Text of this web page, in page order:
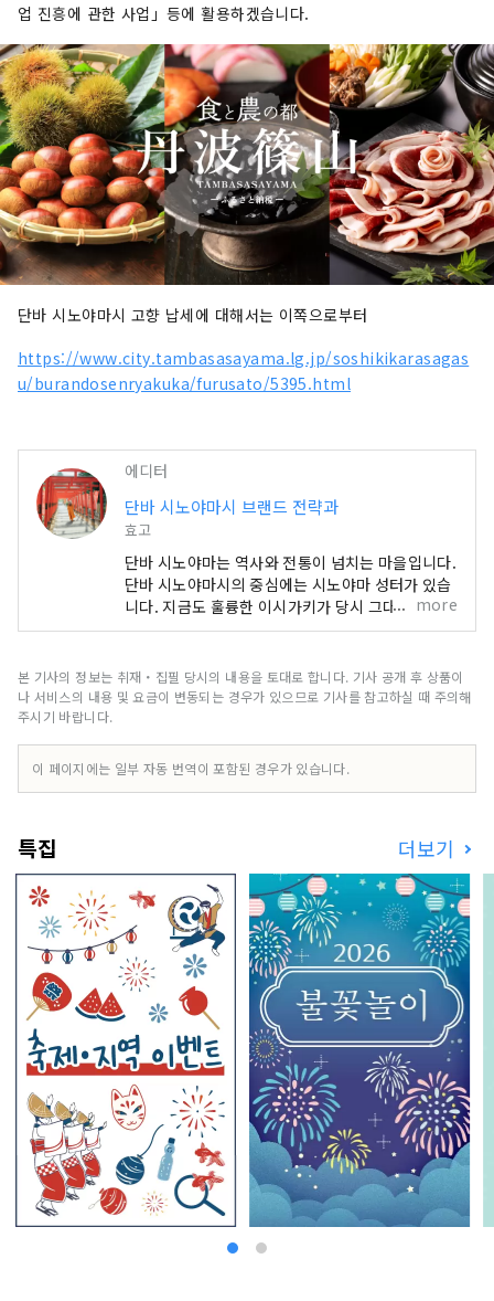
업 진흥에 관한 사업」등에 활용하겠습니다.
단바 시노야마시 고향 납세에 대해서는 이쪽으로부터
https://www.city.tambasasayama.lg.jp/soshikikarasagas
u/burandosenryakuka/furusato/5395.html
에디터
단바 시노야마시 브랜드 전략과
효고
단바 시노야마는 역사와 전통이 넘치는 마을입니다.
단바 시노야마시의 중심에는 시노야마 성터가 있습
니다. 지금도 훌륭한 이시가키가 당시 그대로 남아
있고, 그것을 둘러싸도록 해서 성시의 거리가 펼쳐
의 영향이 짙게 반영되어 있어, 실제로 성시를 걸어
보면, 여기저기 교토와 같은 거리를 발견할 수 있을
more
본 기사의 정보는 취재・집필 당시의 내용을 토대로 합니다. 기사 공개 후 상품이
나 서비스의 내용 및 요금이 변동되는 경우가 있으므로 기사를 참고하실 때 주의해
주시기 바랍니다.
이 페이지에는 일부 자동 번역이 포함된 경우가 있습니다.
특집 더보기